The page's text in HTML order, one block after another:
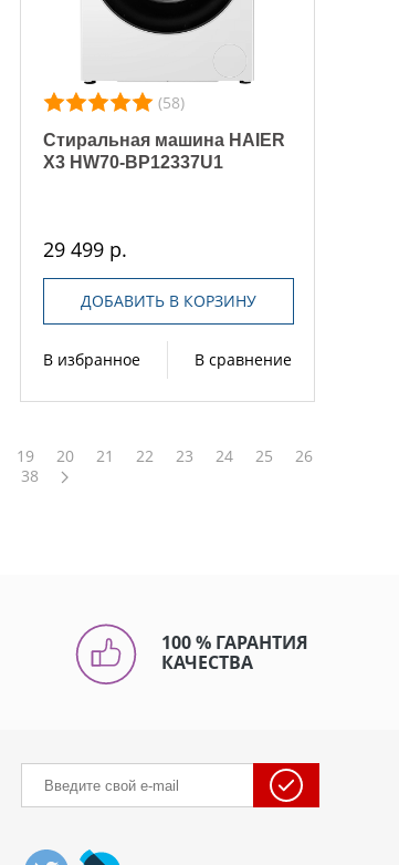
(58)
Стиральная машина HAIER
X3 HW70-BP12337U1
29 499 р.
ДОБАВИТЬ В КОРЗИНУ
В избранное В сравнение
19 20 21 22 23 24 25
26
38
100 % ГАРАНТИЯ
КАЧЕСТВА